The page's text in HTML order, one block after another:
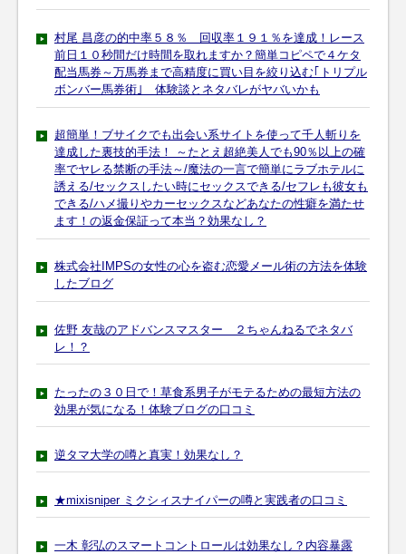
村尾 昌彦の的中率５８％ 回収率１９１％を達成！レース
前日１０秒間だけ時間を取れますか？簡単コピペで４ケタ
配当馬券～万馬券まで高精度に買い目を絞り込む｢トリプル
ボンバー馬券術｣ 体験談とネタバレがヤバいかも
超簡単！ブサイクでも出会い系サイトを使って千人斬りを
達成した裏技的手法！ ～たとえ超絶美人でも90％以上の確
率でヤレる禁断の手法～/魔法の一言で簡単にラブホテルに
誘える/セックスしたい時にセックスできる/セフレも彼女も
できる/ハメ撮りやカーセックスなどあなたの性癖を満たせ
ます！の返金保証って本当？効果なし？
株式会社IMPSの女性の心を盗む恋愛メール術の方法を体験
したブログ
佐野 友哉のアドバンスマスター ２ちゃんねるでネタバ
レ！？
たったの３０日で！草食系男子がモテるための最短方法の
効果が気になる！体験ブログの口コミ
逆タマ大学の噂と真実！効果なし？
★mixisniper ミクシィスナイパーの噂と実践者の口コミ
一木 彰弘のスマートコントロールは効果なし？内容暴露